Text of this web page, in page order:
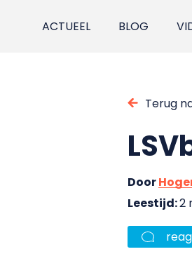
ACTUEEL BLOG
Terug
Door
Leestijd:2